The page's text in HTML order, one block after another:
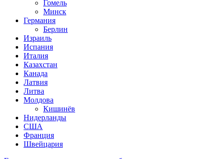
Гомель
Минск
Германия
Берлин
Израиль
Испания
Италия
Казахстан
Канада
Латвия
Литва
Молдова
Кишинёв
Нидерланды
США
Франция
Швейцария